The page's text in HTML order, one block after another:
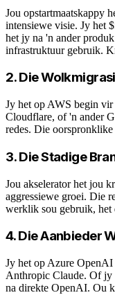
Jou opstartmaatskappy
intensiewe visie. Jy het
het jy na 'n ander
infrastruktuur gebruik.
2. Die
Jy het op AWS begin
Cloudflare, of 'n ander
redes. Die
3. Die Stadige
Jou akselerator het jou
aggressiewe groei. Die
werklik sou gebruik, het
4. Die Aanbieder
Jy het op Azure
Anthropic Claude. Of jy
na direkte OpenAI. Ou